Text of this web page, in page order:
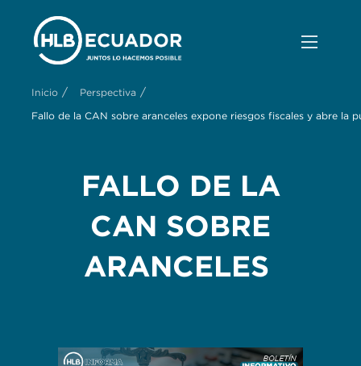
Inicio / Perspectiva /
Fallo de la CAN sobre aranceles expone riesgos fiscales y abre la
FALLO DE LA
CAN SOBRE
ARANCELES